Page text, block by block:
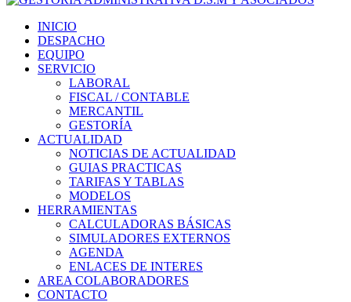
INICIO
DESPACHO
EQUIPO
SERVICIO
LABORAL
FISCAL / CONTABLE
MERCANTIL
GESTORÍA
ACTUALIDAD
NOTICIAS DE ACTUALIDAD
GUIAS PRACTICAS
TARIFAS Y TABLAS
MODELOS
HERRAMIENTAS
CALCULADORAS BÁSICAS
SIMULADORES EXTERNOS
AGENDA
ENLACES DE INTERES
AREA COLABORADORES
CONTACTO